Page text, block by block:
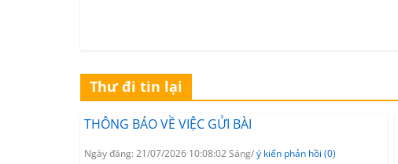
Thư đi tin lại
THÔNG BÁO VỀ VIỆC GỬI BÀI
Ngày đăng: 21/07/2026 10:08:02 Sáng/ý kiến phản hồi (0)